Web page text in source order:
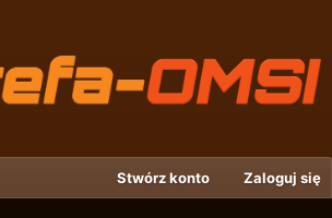
Stwórz konto Zaloguj się